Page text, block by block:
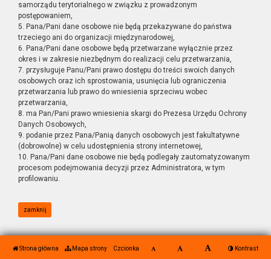
samorządu terytorialnego w związku z prowadzonym
postępowaniem,
5. Pana/Pani dane osobowe nie będą przekazywane do państwa
trzeciego ani do organizacji międzynarodowej,
6. Pana/Pani dane osobowe będą przetwarzane wyłącznie przez
okres i w zakresie niezbędnym do realizacji celu przetwarzania,
7. przysługuje Panu/Pani prawo dostępu do treści swoich danych
osobowych oraz ich sprostowania, usunięcia lub ograniczenia
przetwarzania lub prawo do wniesienia sprzeciwu wobec
przetwarzania,
8. ma Pan/Pani prawo wniesienia skargi do Prezesa Urzędu Ochrony
Danych Osobowych,
9. podanie przez Pana/Panią danych osobowych jest fakultatywne
(dobrowolne) w celu udostępnienia strony internetowej,
10. Pana/Pani dane osobowe nie będą podlegały zautomatyzowanym
procesom podejmowania decyzji przez Administratora, w tym
profilowaniu.
zamknij
Strona główna Mapa strony Czcionka Kontrast